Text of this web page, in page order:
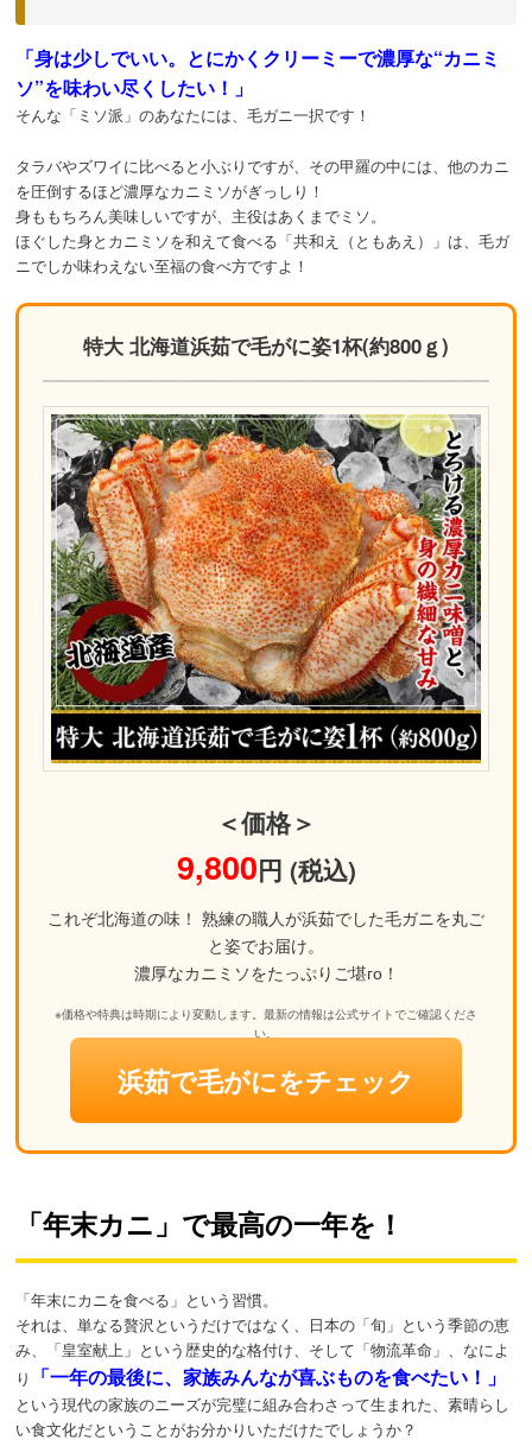
「身は少しでいい。とにかくクリーミーで濃厚な“カニミ
ソ”を味わい尽くしたい！」
そんな「ミソ派」のあなたには、毛ガニ一択です！
タラバやズワイに比べると小ぶりですが、その甲羅の中には、他のカニ
を圧倒するほど濃厚なカニミソがぎっしり！
身ももちろん美味しいですが、主役はあくまでミソ。
ほぐした身とカニミソを和えて食べる「共和え（ともあえ）」は、毛ガ
ニでしか味わえない至福の食べ方ですよ！
特大 北海道浜茹で毛がに姿1杯(約800ｇ)
＜価格＞
9,800円 (税込)
これぞ北海道の味！ 熟練の職人が浜茹でした毛ガニを丸ご
と姿でお届け。
濃厚なカニミソをたっぷりご堪го！
※価格や特典は時期により変動します。最新の情報は公式サイトでご確認くださ
い。
浜茹で毛がにをチェック
「年末カニ」で最高の一年を！
「年末にカニを食べる」という習慣。
それは、単なる贅沢というだけではなく、日本の「旬」という季節の恵
み、「皇室献上」という歴史的な格付け、そして「物流革命」、なによ
り
「一年の最後に、家族みんなが喜ぶものを食べたい！」
という現代の家族のニーズが完璧に組み合わさって生まれた、素晴らし
い食文化だということがお分かりいただけたでしょうか？